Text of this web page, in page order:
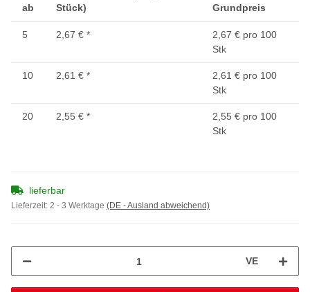
ab
Stück)
Grundpreis
5 2,67 € *
2,67 € pro 100
Stk
10 2,61 € *
2,61 € pro 100
Stk
20 2,55 € *
2,55 € pro 100
Stk
lieferbar
Lieferzeit: 2 - 3 Werktage (DE - Ausland abweichend)
VE